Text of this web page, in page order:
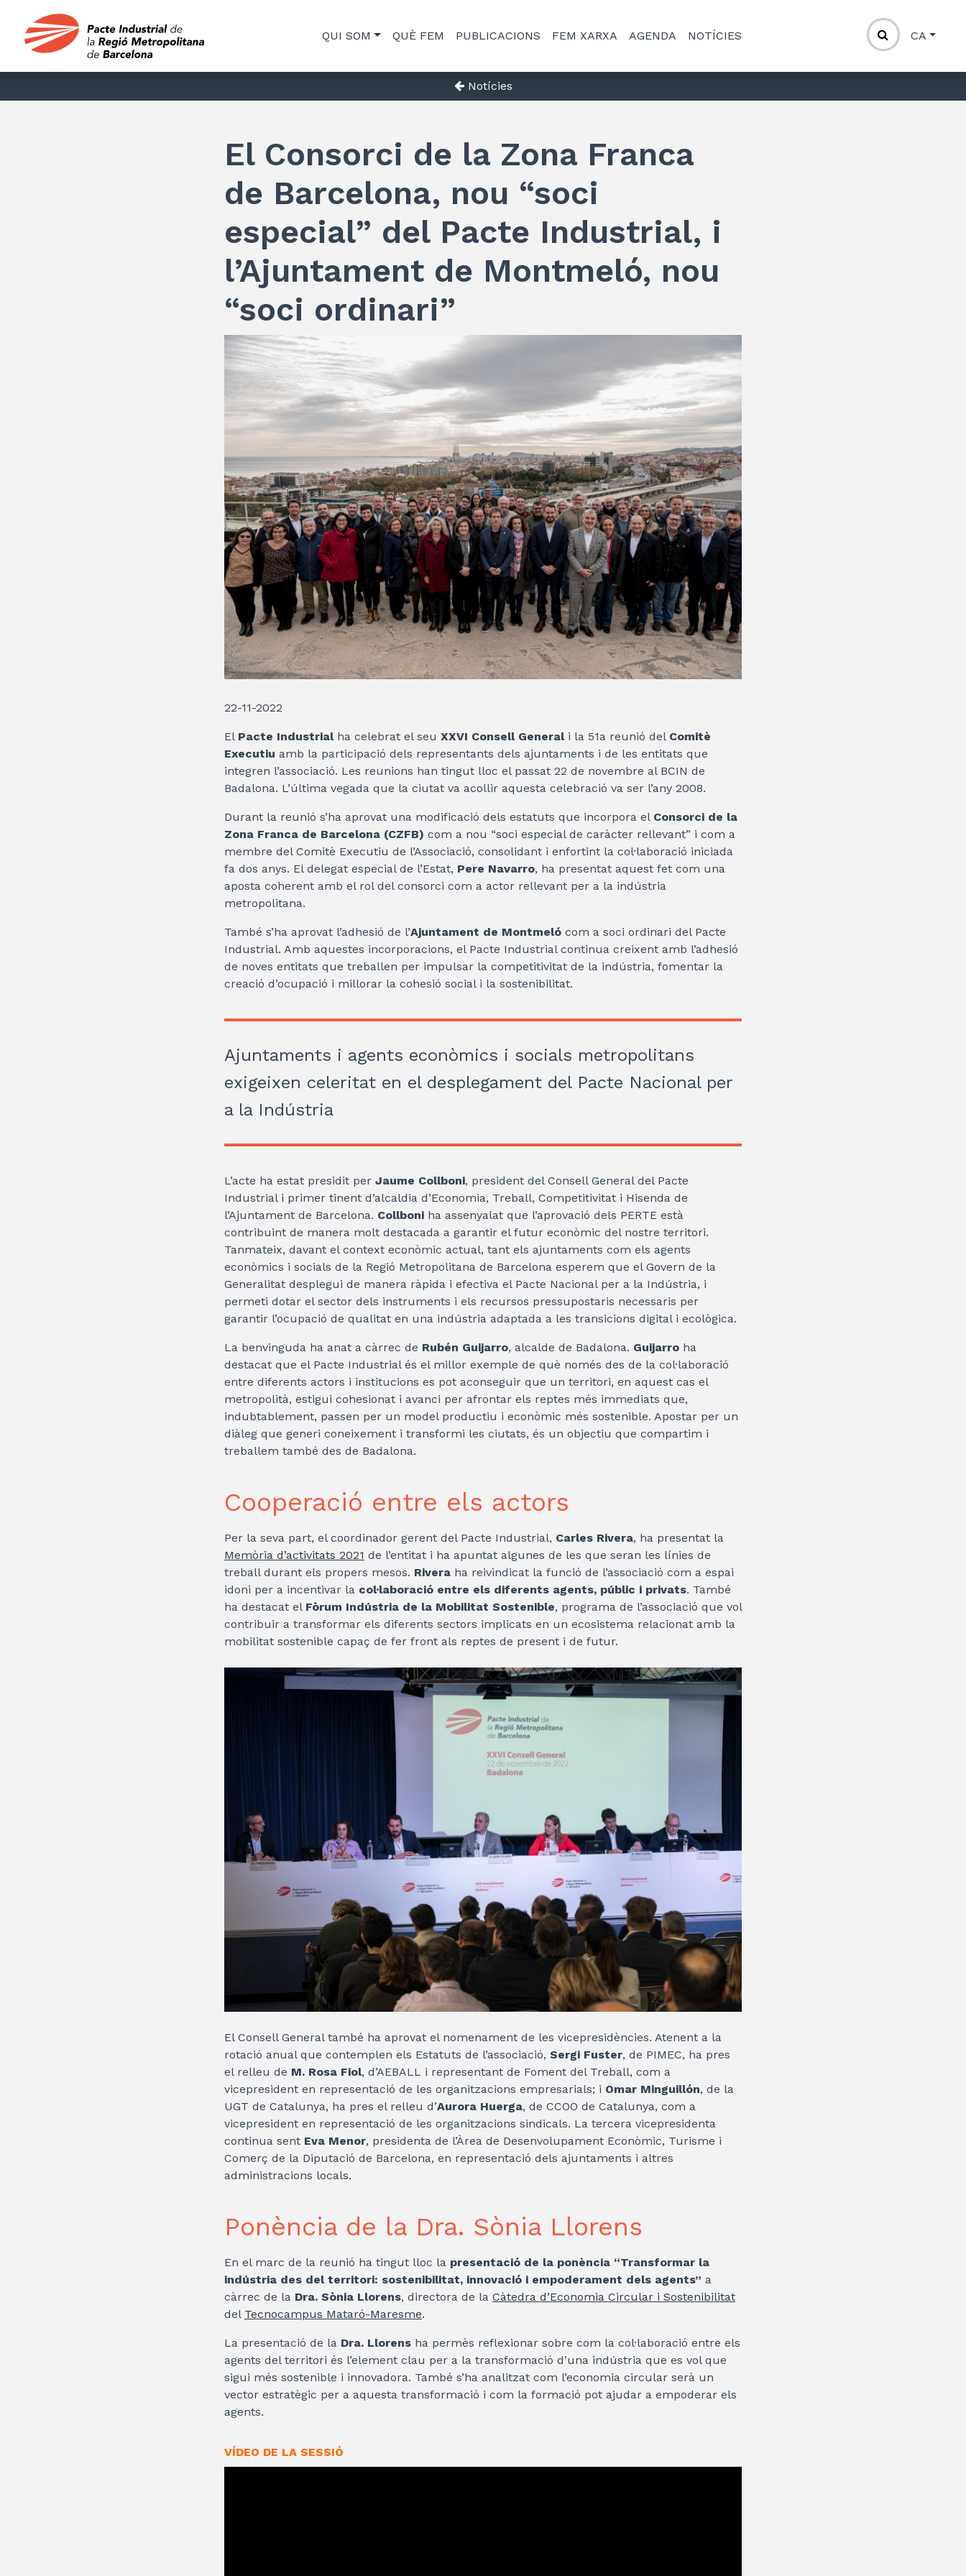
QUI SOM QUÈ FEM PUBLICACIONS FEM XARXA AGENDA NOTÍCIES CA
Notícies
El Consorci de la Zona Franca
de Barcelona, nou “soci
especial” del Pacte Industrial, i
l’Ajuntament de Montmeló, nou
“soci ordinari”
22-11-2022
El Pacte Industrialha celebrat el seu XXVI Consell Generali la 51a reunió del Comitè
Executiu amb la participació dels representants dels ajuntaments i de les entitats que
integren l’associació. Les reunions han tingut lloc el passat 22 de novembre al BCIN de
Badalona. L’última vegada que la ciutat va acollir aquesta celebració va ser l’any 2008.
Durant la reunió s’ha aprovat una modificació dels estatuts que incorpora el Consorci de la
Zona Franca de Barcelona (CZFB) com a nou “soci especial de caràcter rellevant” i com a
membre del Comitè Executiu de l’Associació, consolidant i enfortint la col·laboració iniciada
fa dos anys. El delegat especial de l’Estat, Pere Navarro, ha presentat aquest fet com una
aposta coherent amb el rol del consorci com a actor rellevant per a la indústria
metropolitana.
També s’ha aprovat l’adhesió de l’Ajuntament de Montmeló com a soci ordinari del Pacte
Industrial. Amb aquestes incorporacions, el Pacte Industrial continua creixent amb l’adhesió
de noves entitats que treballen per impulsar la competitivitat de la indústria, fomentar la
creació d’ocupació i millorar la cohesió social i la sostenibilitat.
Ajuntaments i agents econòmics i socials metropolitans
exigeixen celeritat en el desplegament del Pacte Nacional per
a la Indústria
L’acte ha estat presidit per Jaume Collboni, president del Consell General del Pacte
Industrial i primer tinent d’alcaldia d’Economia, Treball, Competitivitat i Hisenda de
l’Ajuntament de Barcelona. Collboni ha assenyalat que l’aprovació dels PERTE està
contribuint de manera molt destacada a garantir el futur econòmic del nostre territori.
Tanmateix, davant el context econòmic actual, tant els ajuntaments com els agents
econòmics i socials de la Regió Metropolitana de Barcelona esperem que el Govern de la
Generalitat desplegui de manera ràpida i efectiva el Pacte Nacional per a la Indústria, i
permeti dotar el sector dels instruments i els recursos pressupostaris necessaris per
garantir l’ocupació de qualitat en una indústria adaptada a les transicions digital i ecològica.
La benvinguda ha anat a càrrec de Rubén Guijarro, alcalde de Badalona. Guijarro ha
destacat que el Pacte Industrial és el millor exemple de què només des de la col·laboració
entre diferents actors i institucions es pot aconseguir que un territori, en aquest cas el
metropolità, estigui cohesionat i avanci per afrontar els reptes més immediats que,
indubtablement, passen per un model productiu i econòmic més sostenible. Apostar per un
diàleg que generi coneixement i transformi les ciutats, és un objectiu que compartim i
treballem també des de Badalona.
Cooperació entre els actors
Per la seva part, el coordinador gerent del Pacte Industrial, Carles Rivera, ha presentat la
Memòria d’activitats 2021 de l’entitat i ha apuntat algunes de les que seran les línies de
treball durant els propers mesos. Rivera ha reivindicat la funció de l’associació com a espai
idoni per a incentivar la col·laboració entre els diferents agents, públic i privats. També
ha destacat el Fòrum Indústria de la Mobilitat Sostenible, programa de l’associació que vol
contribuir a transformar els diferents sectors implicats en un ecosistema relacionat amb la
mobilitat sostenible capaç de fer front als reptes de present i de futur.
El Consell General també ha aprovat el nomenament de les vicepresidències. Atenent a la
rotació anual que contemplen els Estatuts de l’associació, Sergi Fuster, de PIMEC, ha pres
el relleu de M. Rosa Fiol, d’AEBALL i representant de Foment del Treball, com a
vicepresident en representació de les organitzacions empresarials; i Omar Minguillón, de la
UGT de Catalunya, ha pres el relleu d’Aurora Huerga, de CCOO de Catalunya, com a
vicepresident en representació de les organitzacions sindicals. La tercera vicepresidenta
continua sent Eva Menor, presidenta de l’Àrea de Desenvolupament Econòmic, Turisme i
Comerç de la Diputació de Barcelona, en representació dels ajuntaments i altres
administracions locals.
Ponència de la Dra. Sònia Llorens
En el marc de la reunió ha tingut lloc la presentació de la ponència “Transformar la
indústria des del territori: sostenibilitat, innovació i empoderament dels agents” a
càrrec de la Dra. Sònia Llorens, directora de la Càtedra d’Economia Circular i Sostenibilitat
del Tecnocampus Mataró-Maresme.
La presentació de la Dra. Llorens ha permès reflexionar sobre com la col·laboració entre els
agents del territori és l’element clau per a la transformació d’una indústria que es vol que
sigui més sostenible i innovadora. També s’ha analitzat com l’economia circular serà un
vector estratègic per a aquesta transformació i com la formació pot ajudar a empoderar els
agents.
VÍDEO DE LA SESSIÓ